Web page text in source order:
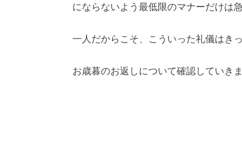
にならないよう最低限のマナーだけは
一人だからこそ、こういった礼儀はき
お歳暮のお返しについて確認していき